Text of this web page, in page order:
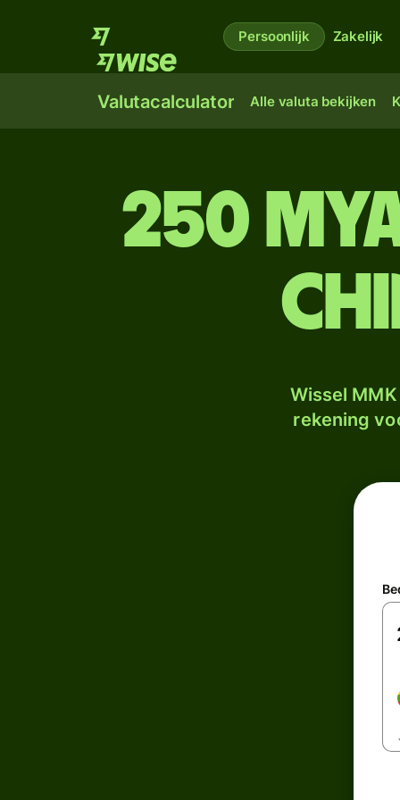
Persoonlijk Zakelijk
Valutacalculator Alle valuta bekijken
250
Wissel
rekening